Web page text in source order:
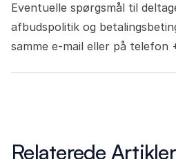
Eventuelle spørgsmål til
afbudspolitik og
samme e-mail eller på telefon
Relaterede Artikler